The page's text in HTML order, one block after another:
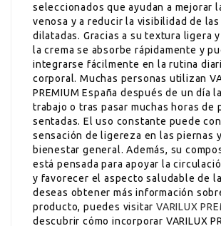
seleccionados que ayudan a mejorar
venosa y a reducir la visibilidad de las
dilatadas. Gracias a su textura ligera
la crema se absorbe rápidamente y
integrarse fácilmente en la rutina
corporal. Muchas personas utilizan
PREMIUM España después de un día
trabajo o tras pasar muchas horas de
sentadas. El uso constante puede
sensación de ligereza en las piernas
bienestar general. Además, su
está pensada para apoyar la
y favorecer el aspecto saludable de
deseas obtener más información
producto, puedes visitarVARILUX
descubrir cómo incorporar VARILUX